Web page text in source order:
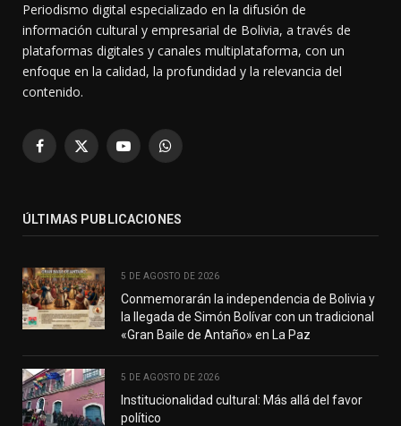
Periodismo digital especializado en la difusión de
información cultural y empresarial de Bolivia, a través de
plataformas digitales y canales multiplataforma, con un
enfoque en la calidad, la profundidad y la relevancia del
contenido.
Facebook
X
YouTubeWhatsApp
ÚLTIMAS PUBLICACIONES
5 DE AGOSTO DE 2026
Conmemorarán la independencia de Bolivia y
la llegada de Simón Bolívar con un tradicional
«Gran Baile de Antaño» en La Paz
5 DE AGOSTO DE 2026
Institucionalidad cultural: Más allá del favor
político